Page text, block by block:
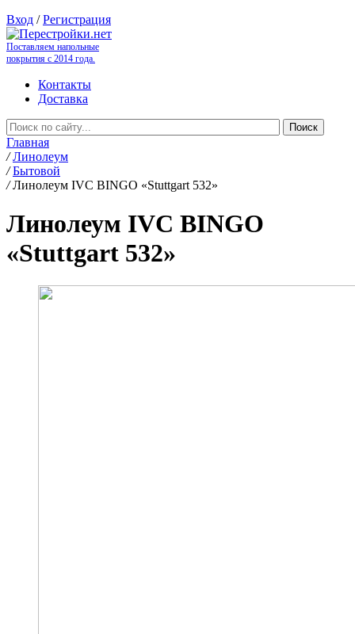
Вход /Регистрация
Поставляем напольные
покрытия с 2014 года.
Контакты
Доставка
Главная
/ Линолеум
/ Бытовой
/ Линолеум IVC BINGO «Stuttgart 532»
Линолеум IVC BINGO
«Stuttgart 532»